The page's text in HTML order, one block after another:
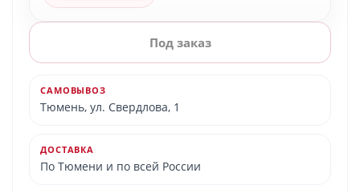
Под заказ
САМОВЫВОЗ
Тюмень, ул. Свердлова, 1
ДОСТАВКА
По Тюмени и по всей России